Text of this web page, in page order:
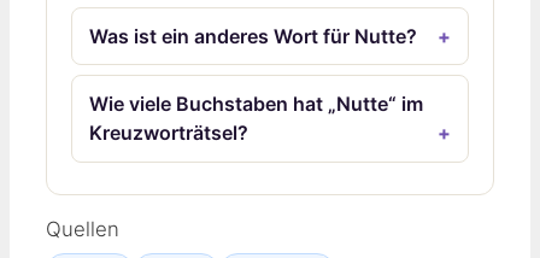
Was ist ein anderes Wort für Nutte?
Wie viele Buchstaben hat „Nutte“ im
Kreuzworträtsel?
Quellen